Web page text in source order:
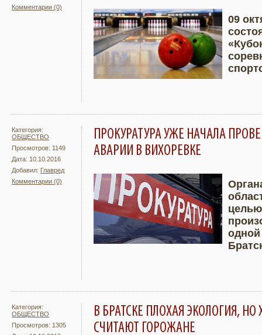
Комментарии (0)
Подробнее
09
Категория:
ОБЩЕСТВО
Просмотров: 1149
Дата: 10.10.2016
Добавил: Главред
Комментарии (0)
ПРОКУРАТУРА УЖЕ НАЧАЛА
АВАРИИ В ВИХОРЕВКЕ
Подробнее
одной
Категория:
ОБЩЕСТВО
Просмотров: 1305
В БРАТСКЕ ПЛОХАЯ ЭКОЛОГИЯ,
СЧИТАЮТ ГОРОЖАНЕ